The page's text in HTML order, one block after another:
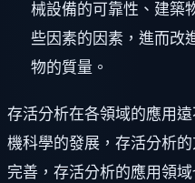
械設備的可靠性、建築
些因素的因素，進而改
物的質量。
存活分析在各領域的應用
機科學的發展，存活分析
完善，存活分析的應用領